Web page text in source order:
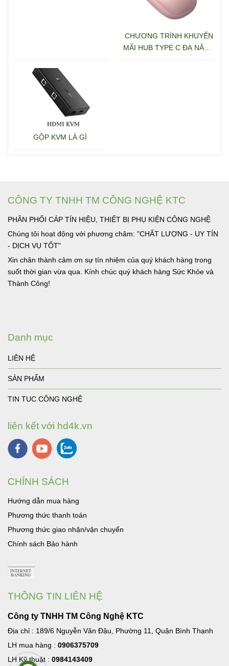
CHƯƠNG TRÌNH KHUYẾN
MÃI HUB TYPE C ĐA NĂNG
GỘP KVM LÀ GÌ
CÔNG TY TNHH TM CÔNG NGHỆ KTC
PHÂN PHỐI CÁP TÍN HIỆU, THIẾT BỊ PHỤ KIỆN CÔNG NGHỆ
Chúng tôi hoạt động với phương châm: "CHẤT LƯỢNG - UY TÍN
- DỊCH VỤ TỐT"
Xin chân thành cảm ơn sự tín nhiệm của quý khách hàng trong
suốt thời gian vừa qua. Kính chúc quý khách hàng Sức Khỏe và
Thành Công!
Danh mục
LIÊN HỆ
SẢN PHẨM
TIN TUC CÔNG NGHỆ
liên kết với hd4k.vn
CHÍNH SÁCH
Hướng dẫn mua hàng
Phương thức thanh toán
Phương thức giao nhận/vận chuyển
Chính sách Bảo hành
THÔNG TIN LIÊN HỆ
Công ty TNHH TM Công Nghệ KTC
Địa chỉ : 189/6 Nguyễn Văn Đậu, Phường 11, Quận Bình Thạnh
LH mua hàng : 0906375709
LH Kỹ thuật : 0984143409